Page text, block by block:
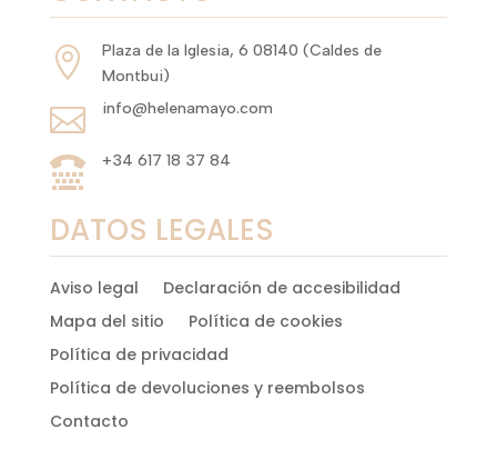

Plaza de la Iglesia, 6 08140 (Caldes de
Montbui)
 info@helenamayo.com
 +34 617 18 37 84
DATOS LEGALES
Aviso legal
Declaración de accesibilidad
Mapa del sitio
Política de cookies
Política de privacidad
Política de devoluciones y reembolsos
Contacto